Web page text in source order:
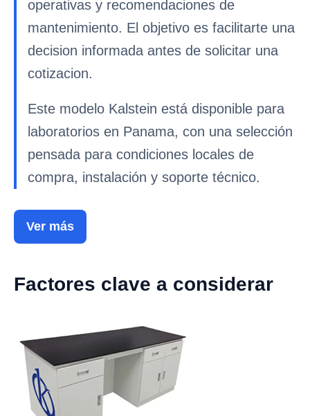
operativas y recomendaciones de
mantenimiento. El objetivo es facilitarte una
decision informada antes de solicitar una
cotizacion.
Este modelo Kalstein está disponible para
laboratorios en Panama, con una selección
pensada para condiciones locales de
compra, instalación y soporte técnico.
Ver más
Factores clave a considerar